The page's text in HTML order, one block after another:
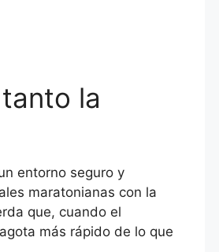
la
entorno seguro y
maratonianas con la
que, cuando el
más rápido de lo que